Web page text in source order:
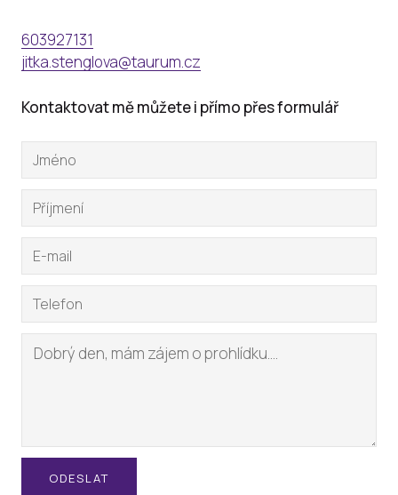
603927131
jitka.stenglova@taurum.cz
Kontaktovat mě můžete i přímo přes formulář
ODESLAT